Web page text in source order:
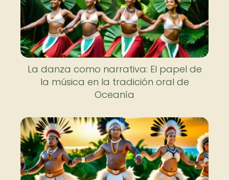
La danza como narrativa: El papel de
la música en la tradición oral de
Oceanía